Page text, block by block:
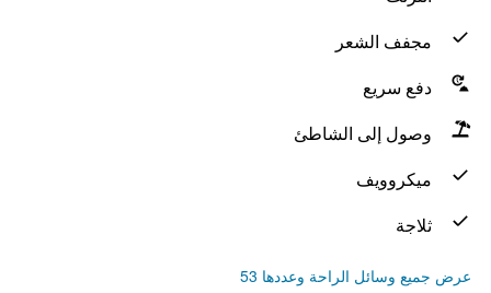
مجفف الشعر
دفع سريع
وصول إلى الشاطئ
ميكروويف
ثلاجة
عرض جميع وسائل الراحة وعددها 53